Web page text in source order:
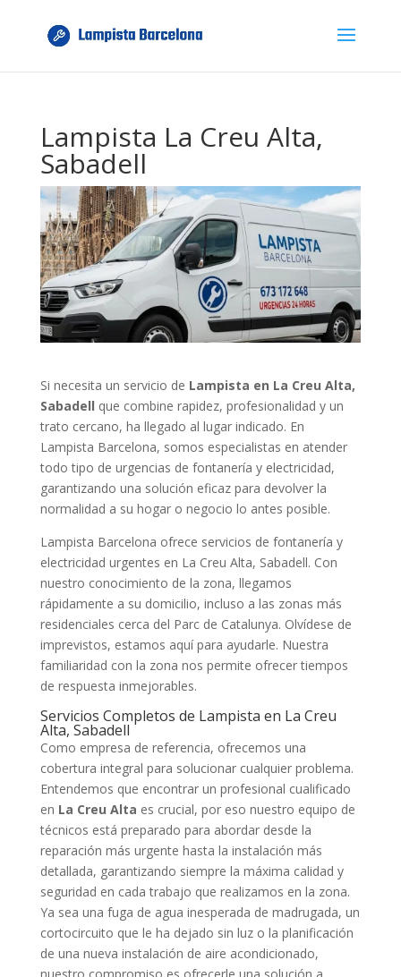
Lampista La Creu Alta,
Sabadell
Si necesita un servicio de Lampista en La Creu Alta,
Sabadell que combine rapidez, profesionalidad y un
trato cercano, ha llegado al lugar indicado. En
Lampista Barcelona, somos especialistas en atender
todo tipo de urgencias de fontanería y electricidad,
garantizando una solución eficaz para devolver la
normalidad a su hogar o negocio lo antes posible.
Lampista Barcelona ofrece servicios de fontanería y
electricidad urgentes en La Creu Alta, Sabadell. Con
nuestro conocimiento de la zona, llegamos
rápidamente a su domicilio, incluso a las zonas más
residenciales cerca del Parc de Catalunya. Olvídese de
imprevistos, estamos aquí para ayudarle. Nuestra
familiaridad con la zona nos permite ofrecer tiempos
de respuesta inmejorables.
Servicios Completos de Lampista en La Creu
Alta, Sabadell
Como empresa de referencia, ofrecemos una
cobertura integral para solucionar cualquier problema.
Entendemos que encontrar un profesional cualificado
en La Creu Alta es crucial, por eso nuestro equipo de
técnicos está preparado para abordar desde la
reparación más urgente hasta la instalación más
detallada, garantizando siempre la máxima calidad y
seguridad en cada trabajo que realizamos en la zona.
Ya sea una fuga de agua inesperada de madrugada, un
cortocircuito que le ha dejado sin luz o la planificación
de una nueva instalación de aire acondicionado,